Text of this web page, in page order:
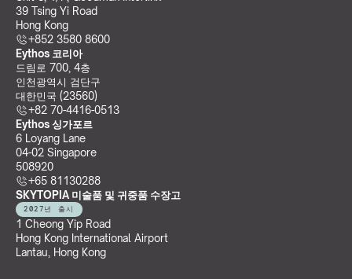
39 Tsing Yi Road
Hong Kong
+852 3580 8600
Eythos 코리아
드림로 700, 4층
인천광역시 검단구
대한민국 (23560)
+82 70-4416-0513
Eythos 싱가포르
6 Loyang Lane
04-02 Singapore
508920
+65 81130288
SKYTOPIA 미술품 및 귀중품 수장고
2027년 출시
1 Cheong Yip Road
Hong Kong International Airport
Lantau, Hong Kong